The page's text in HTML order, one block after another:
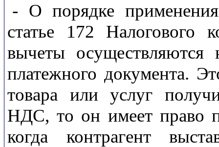
- О порядке
статье 172 Налогового
вычеты осуществляются
платежного документа.
товара или услуг
НДС, то он имеет право
когда контрагент